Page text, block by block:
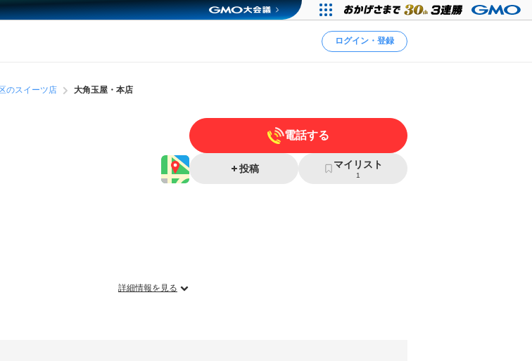
ログイン・登録
のスイーツ店 大角玉屋・本店
詳細情報を見る
電話する
投稿 マイリスト
1